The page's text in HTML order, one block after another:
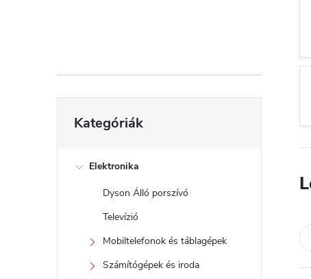
l
sátugrása
Kategóriák
Elektronika
Dyson Álló porszívó
Televízió
Mobiltelefonok és táblagépek
Számítógépek és iroda